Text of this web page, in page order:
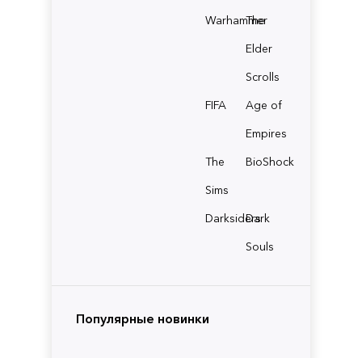
Warhammer
The
Elder
Scrolls
FIFA
Age of
Empires
The
Sims
BioShock
Darksiders
Dark
Souls
Популярные новинки